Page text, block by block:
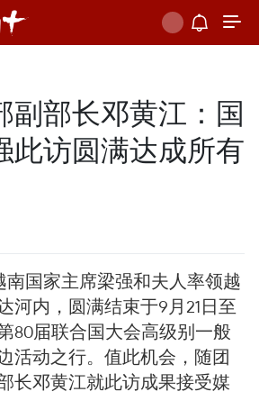
副部长邓黄江：国
此访圆满达成所有
南国家主席梁强和夫人率领越
河内，圆满结束于9月21日至
80届联合国大会高级别一般
活动之行。值此机会，随团
长邓黄江就此访成果接受媒